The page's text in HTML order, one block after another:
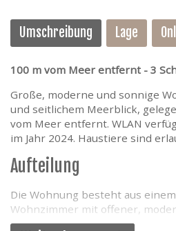
Umschreibung Lage
100 m vom Meer entfernt - 3
Große, moderne und sonnige
und seitlichem Meerblick,
vom Meer entfernt. WLAN
im Jahr 2024. Haustiere sind
Aufteilung
Die Wohnung besteht aus
Wohnzimmer mit offener,
einem Badezimmer mit